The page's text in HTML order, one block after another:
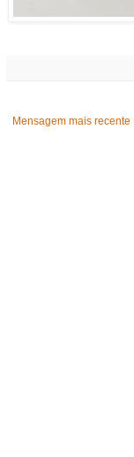
Mensagem mais recente